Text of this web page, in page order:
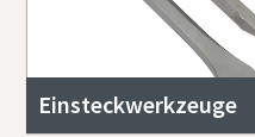
Einsteckwerkzeuge